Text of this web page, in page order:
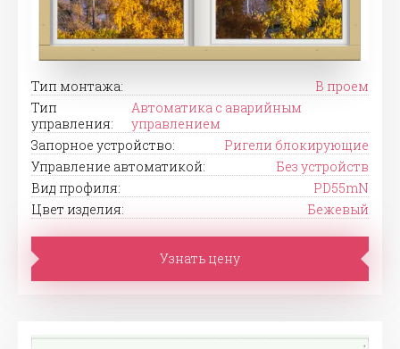
Тип монтажа:
В проем
Тип
управления:
Автоматика с аварийным
управлением
Запорное устройство:
Ригели блокирующие
Управление автоматикой:
Без устройств
Вид профиля:
PD55mN
Цвет изделия:
Бежевый
Узнать цену